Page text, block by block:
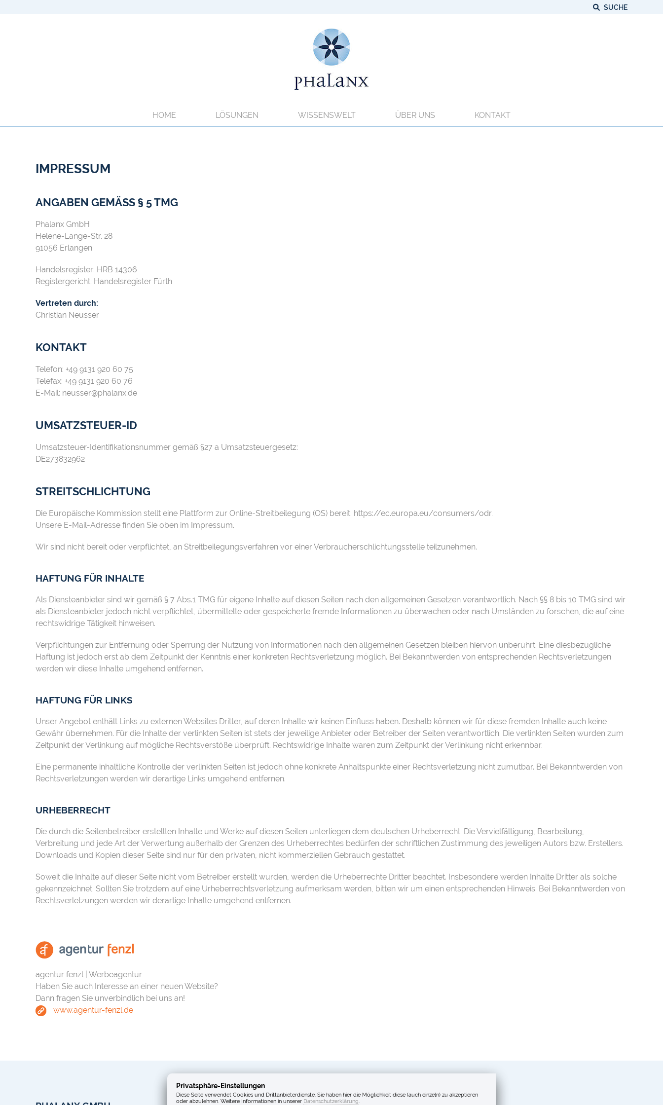
SUCHE
HOME LÖSUNGEN WISSENSWELT ÜBER UNS KONTAKT
IMPRESSUM
ANGABEN GEMÄSS § 5 TMG
Phalanx GmbH
Helene-Lange-Str. 28
91056 Erlangen
Handelsregister: HRB 14306
Registergericht: Handelsregister Fürth
Vertreten durch:
Christian Neusser
KONTAKT
Telefon: +49 9131 920 60 75
Telefax: +49 9131 920 60 76
E-Mail: neusser@phalanx.de
UMSATZSTEUER-ID
Umsatzsteuer-Identifikationsnummer gemäß §27 a Umsatzsteuergesetz:
DE273832962
STREITSCHLICHTUNG
Die Europäische Kommission stellt eine Plattform zur Online-Streitbeilegung (OS) bereit: https://ec.europa.eu/consumers/odr.
Unsere E-Mail-Adresse finden Sie oben im Impressum.
Wir sind nicht bereit oder verpflichtet, an Streitbeilegungsverfahren vor einer Verbraucherschlichtungsstelle teilzunehmen.
HAFTUNG FÜR INHALTE
Als Diensteanbieter sind wir gemäß § 7 Abs.1 TMG für eigene Inhalte auf diesen Seiten nach den allgemeinen Gesetzen verantwortlich. Nach §§ 8 bis 10 TMG sind wir
als Diensteanbieter jedoch nicht verpflichtet, übermittelte oder gespeicherte fremde Informationen zu überwachen oder nach Umständen zu forschen, die auf eine
rechtswidrige Tätigkeit hinweisen.
Verpflichtungen zur Entfernung oder Sperrung der Nutzung von Informationen nach den allgemeinen Gesetzen bleiben hiervon unberührt. Eine diesbezügliche
Haftung ist jedoch erst ab dem Zeitpunkt der Kenntnis einer konkreten Rechtsverletzung möglich. Bei Bekanntwerden von entsprechenden Rechtsverletzungen
werden wir diese Inhalte umgehend entfernen.
HAFTUNG FÜR LINKS
Unser Angebot enthält Links zu externen Websites Dritter, auf deren Inhalte wir keinen Einfluss haben. Deshalb können wir für diese fremden Inhalte auch keine
Gewähr übernehmen. Für die Inhalte der verlinkten Seiten ist stets der jeweilige Anbieter oder Betreiber der Seiten verantwortlich. Die verlinkten Seiten wurden zum
Zeitpunkt der Verlinkung auf mögliche Rechtsverstöße überprüft. Rechtswidrige Inhalte waren zum Zeitpunkt der Verlinkung nicht erkennbar.
Eine permanente inhaltliche Kontrolle der verlinkten Seiten ist jedoch ohne konkrete Anhaltspunkte einer Rechtsverletzung nicht zumutbar. Bei Bekanntwerden von
Rechtsverletzungen werden wir derartige Links umgehend entfernen.
URHEBERRECHT
Die durch die Seitenbetreiber erstellten Inhalte und Werke auf diesen Seiten unterliegen dem deutschen Urheberrecht. Die Vervielfältigung, Bearbeitung,
Verbreitung und jede Art der Verwertung außerhalb der Grenzen des Urheberrechtes bedürfen der schriftlichen Zustimmung des jeweiligen Autors bzw. Erstellers.
Downloads und Kopien dieser Seite sind nur für den privaten, nicht kommerziellen Gebrauch gestattet.
Soweit die Inhalte auf dieser Seite nicht vom Betreiber erstellt wurden, werden die Urheberrechte Dritter beachtet. Insbesondere werden Inhalte Dritter als solche
gekennzeichnet. Sollten Sie trotzdem auf eine Urheberrechtsverletzung aufmerksam werden, bitten wir um einen entsprechenden Hinweis. Bei Bekanntwerden von
Rechtsverletzungen werden wir derartige Inhalte umgehend entfernen.
agentur fenzl | Werbeagentur
Haben Sie auch Interesse an einer neuen Website?
Dann fragen Sie unverbindlich bei uns an!
www.agentur-fenzl.de
Privatsphäre-Einstellungen
Diese Seite verwendet Cookies und Drittanbieterdienste. Sie haben hier die Möglichkeit diese (auch einzeln) zu akzeptieren
oder abzulehnen. Weitere Informationen in unserer Datenschutzerklärung.